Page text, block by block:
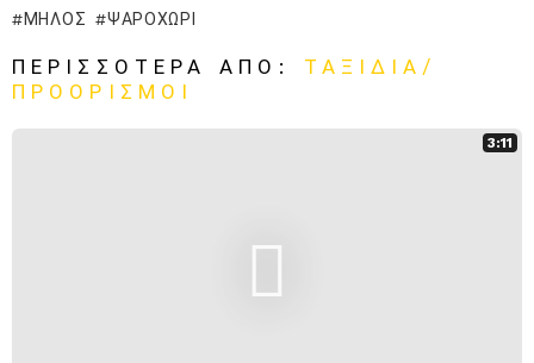
ΜΉΛΟΣ ΨΑΡΟΧΏΡΙ
ΠΕΡΙΣΣΌΤΕΡΑ ΑΠΌ: ΤΑΞΊΔΙΑ/
ΠΡΟΟΡΙΣΜΟΊ
3:11